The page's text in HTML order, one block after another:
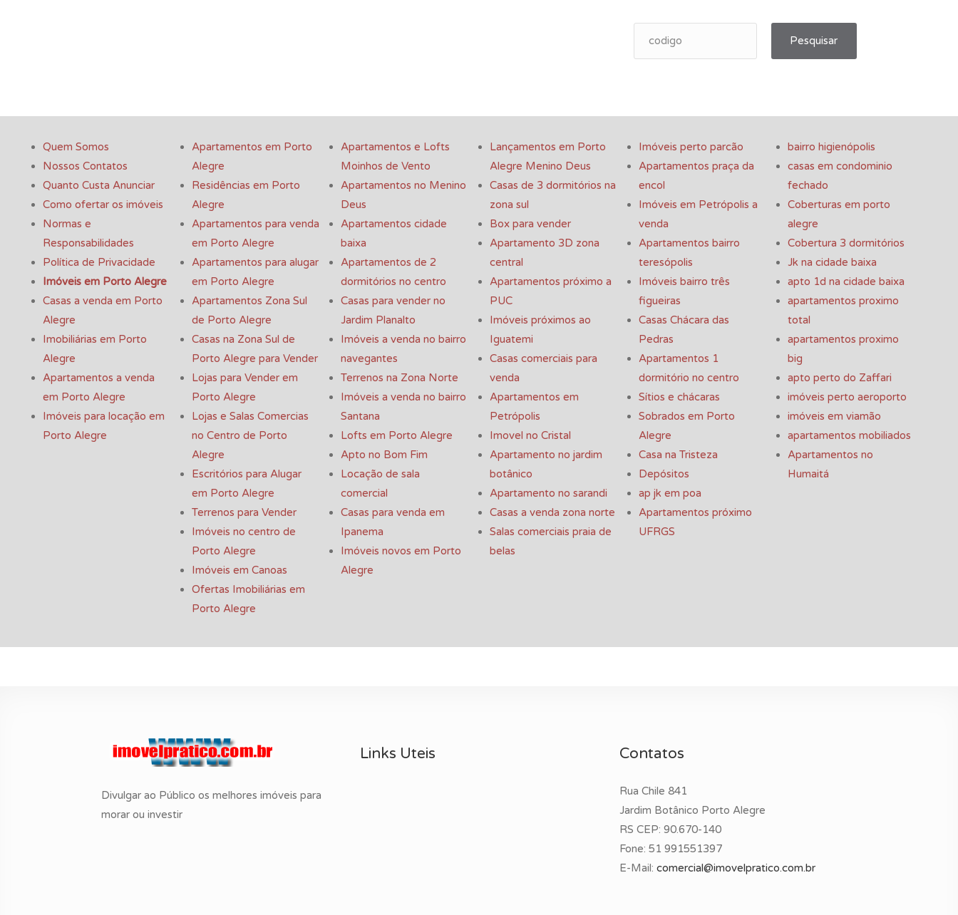
Pesquisar
Quem Somos
Nossos Contatos
Quanto Custa Anunciar
Como ofertar os imóveis
Normas e
Responsabilidades
Política de Privacidade
Imóveis em Porto Alegre
Casas a venda em Porto
Alegre
Imobiliárias em Porto
Alegre
Apartamentos a venda
em Porto Alegre
Imóveis para locação em
Porto Alegre
Apartamentos em Porto
Alegre
Residências em Porto
Alegre
Apartamentos para venda
em Porto Alegre
Apartamentos para alugar
em Porto Alegre
Apartamentos Zona Sul
de Porto Alegre
Casas na Zona Sul de
Porto Alegre para Vender
Lojas para Vender em
Porto Alegre
Lojas e Salas Comercias
no Centro de Porto
Alegre
Escritórios para Alugar
em Porto Alegre
Terrenos para Vender
Imóveis no centro de
Porto Alegre
Imóveis em Canoas
Ofertas Imobiliárias em
Porto Alegre
Apartamentos e Lofts
Moinhos de Vento
Apartamentos no Menino
Deus
Apartamentos cidade
baixa
Apartamentos de 2
dormitórios no centro
Casas para vender no
Jardim Planalto
Imóveis a venda no bairro
navegantes
Terrenos na Zona Norte
Imóveis a venda no bairro
Santana
Lofts em Porto Alegre
Apto no Bom Fim
Locação de sala
comercial
Casas para venda em
Ipanema
Imóveis novos em Porto
Alegre
Lançamentos em Porto
Alegre Menino Deus
Casas de 3 dormitórios na
zona sul
Box para vender
Apartamento 3D zona
central
Apartamentos próximo a
PUC
Imóveis próximos ao
Iguatemi
Casas comerciais para
venda
Apartamentos em
Petrópolis
Imovel no Cristal
Apartamento no jardim
botânico
Apartamento no sarandi
Casas a venda zona norte
Salas comerciais praia de
belas
Imóveis perto parcão
Apartamentos praça da
encol
Imóveis em Petrópolis a
venda
Apartamentos bairro
teresópolis
Imóveis bairro três
figueiras
Casas Chácara das
Pedras
Apartamentos 1
dormitório no centro
Sítios e chácaras
Sobrados em Porto
Alegre
Casa na Tristeza
Depósitos
ap jk em poa
Apartamentos próximo
UFRGS
bairro higienópolis
casas em condominio
fechado
Coberturas em porto
alegre
Cobertura 3 dormitórios
Jk na cidade baixa
apto 1d na cidade baixa
apartamentos proximo
total
apartamentos proximo
big
apto perto do Zaffari
imóveis perto aeroporto
imóveis em viamão
apartamentos mobiliados
Apartamentos no
Humaitá
Divulgar ao Público os melhores imóveis para
morar ou investir
Links Uteis Contatos
Rua Chile 841
Jardim Botânico Porto Alegre
RS CEP: 90.670-140
Fone: 51 991551397
E-Mail: comercial@imovelpratico.com.br